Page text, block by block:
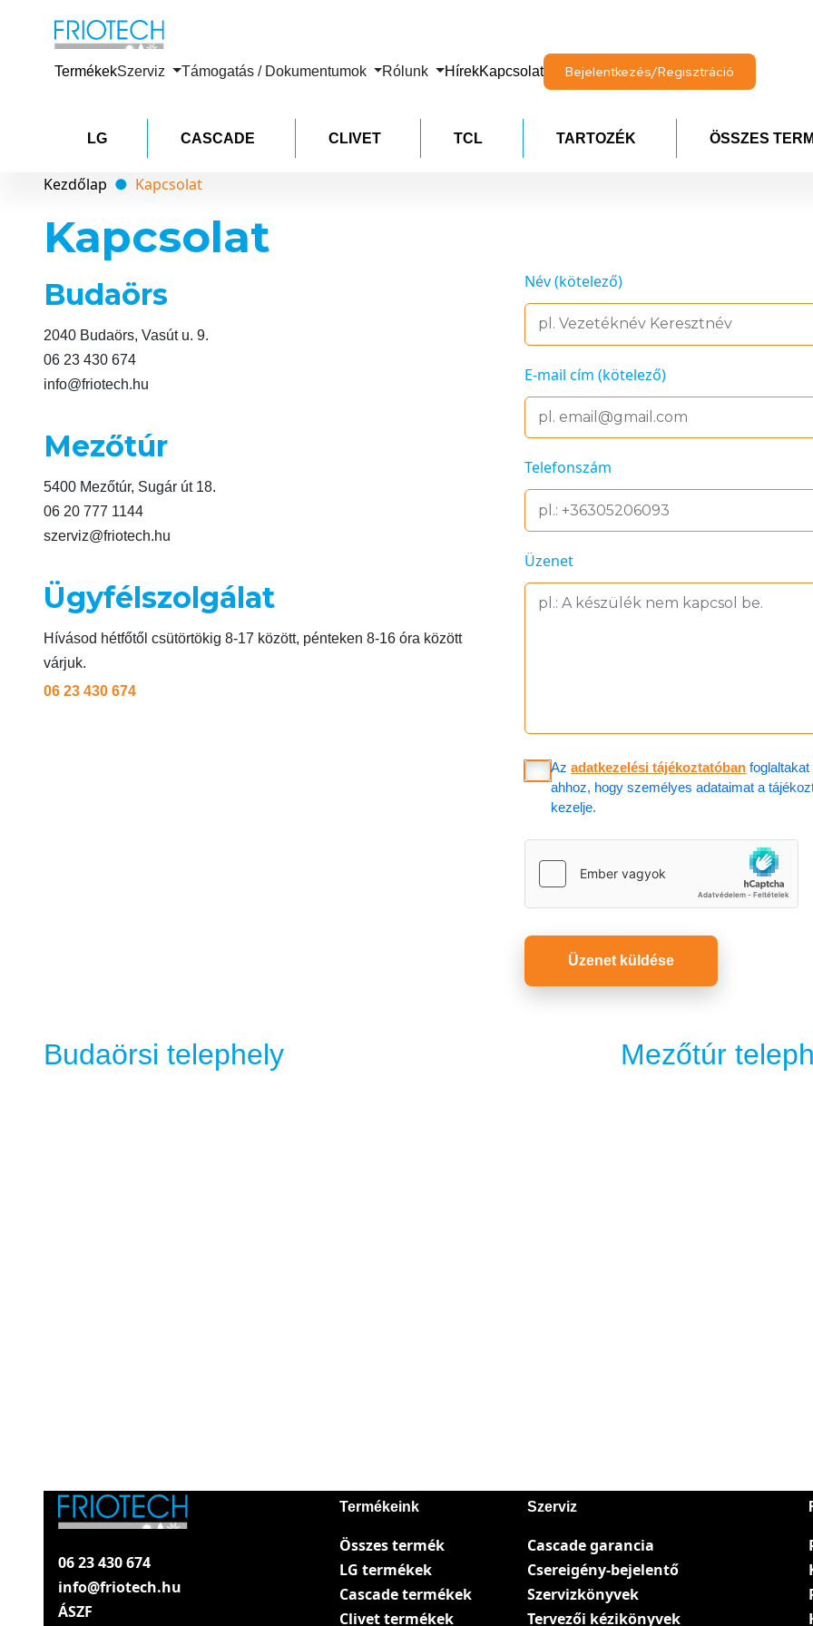
TermékekSzerviz Támogatás / Dokumentumok Rólunk HírekKapcsolat Bejelentkezés/Regisztráció
LG CASCADE CLIVET TCL TARTOZÉK ÖSSZES
Kezdőlap Kapcsolat
Kapcsolat
Budaörs
2040 Budaörs, Vasút u. 9.
06 23 430 674
info@friotech.hu
Mezőtúr
5400 Mezőtúr, Sugár út 18.
06 20 777 1144
szerviz@friotech.hu
Ügyfélszolgálat
Hívásod hétfőtől csütörtökig 8-17 között, pénteken 8-16 óra között
várjuk.
06 23 430 674
Név (kötelező)
E-mail cím (kötelező)
Telefonszám
Üzenet
Azadatkezelési tájékoztatóban
ahhoz, hogy személyes adataimat a
kezelje.
Üzenet küldése
Budaörsi telephely Mezőtúr
06 23 430 674
info@friotech.hu
ÁSZF
Termékeink
Összes termék
LG termékek
Cascade termékek
Clivet termékek
Szerviz
Cascade garancia
Csereigény-bejelentő
Szervizkönyvek
Tervezői kézikönyvek